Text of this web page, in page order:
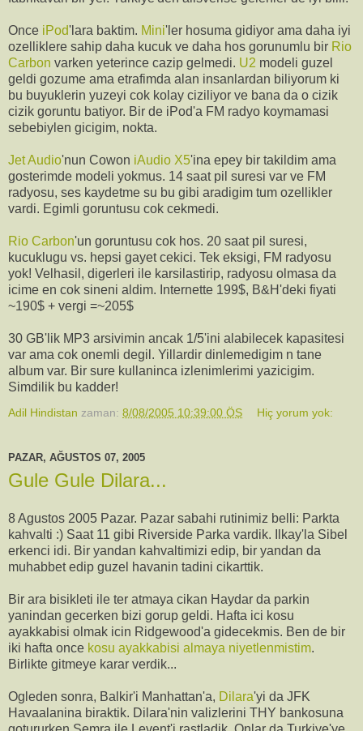
Once iPod'lara baktim. Mini'ler hosuma gidiyor ama daha iyi
ozelliklere sahip daha kucuk ve daha hos gorunumlu bir Rio
Carbon varken yeterince cazip gelmedi. U2 modeli guzel
geldi gozume ama etrafimda alan insanlardan biliyorum ki
bu buyuklerin yuzeyi cok kolay ciziliyor ve bana da o cizik
cizik goruntu batiyor. Bir de iPod'a FM radyo koymamasi
sebebiylen gicigim, nokta.
Jet Audio'nun Cowon iAudio X5'ina epey bir takildim ama
gosterimde modeli yokmus. 14 saat pil suresi var ve FM
radyosu, ses kaydetme su bu gibi aradigim tum ozellikler
vardi. Egimli goruntusu cok cekmedi.
Rio Carbon'un goruntusu cok hos. 20 saat pil suresi,
kucuklugu vs. hepsi gayet cekici. Tek eksigi, FM radyosu
yok! Velhasil, digerleri ile karsilastirip, radyosu olmasa da
icime en cok sineni aldim. Internette 199$, B&H'deki fiyati
~190$ + vergi =~205$
30 GB'lik MP3 arsivimin ancak 1/5'ini alabilecek kapasitesi
var ama cok onemli degil. Yillardir dinlemedigim n tane
album var. Bir sure kullaninca izlenimlerimi yazicigim.
Simdilik bu kadder!
Adil Hindistan zaman: 8/08/2005 10:39:00 ÖS Hiç yorum yok:
PAZAR, AĞUSTOS 07, 2005
Gule Gule Dilara...
8 Agustos 2005 Pazar. Pazar sabahi rutinimiz belli: Parkta
kahvalti :) Saat 11 gibi Riverside Parka vardik. Ilkay'la Sibel
erkenci idi. Bir yandan kahvaltimizi edip, bir yandan da
muhabbet edip guzel havanin tadini cikarttik.
Bir ara bisikleti ile ter atmaya cikan Haydar da parkin
yanindan gecerken bizi gorup geldi. Hafta ici kosu
ayakkabisi olmak icin Ridgewood'a gidecekmis. Ben de bir
iki hafta once kosu ayakkabisi almaya niyetlenmistim.
Birlikte gitmeye karar verdik...
Ogleden sonra, Balkir'i Manhattan'a, Dilara'yi da JFK
Havaalanina biraktik. Dilara'nin valizlerini THY bankosuna